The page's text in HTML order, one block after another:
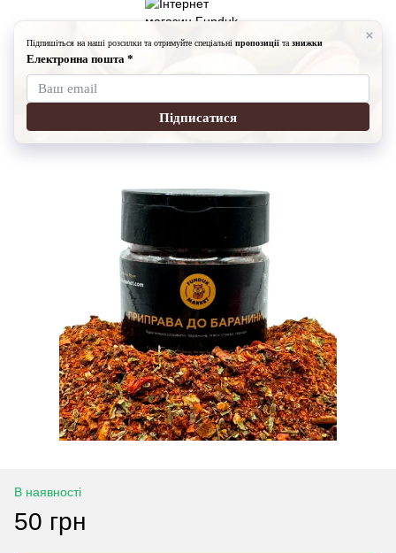
Спеції Спеції Fundukmarket
Приправа до баранини (60г)
Написати відгук
В наявності
50 грн